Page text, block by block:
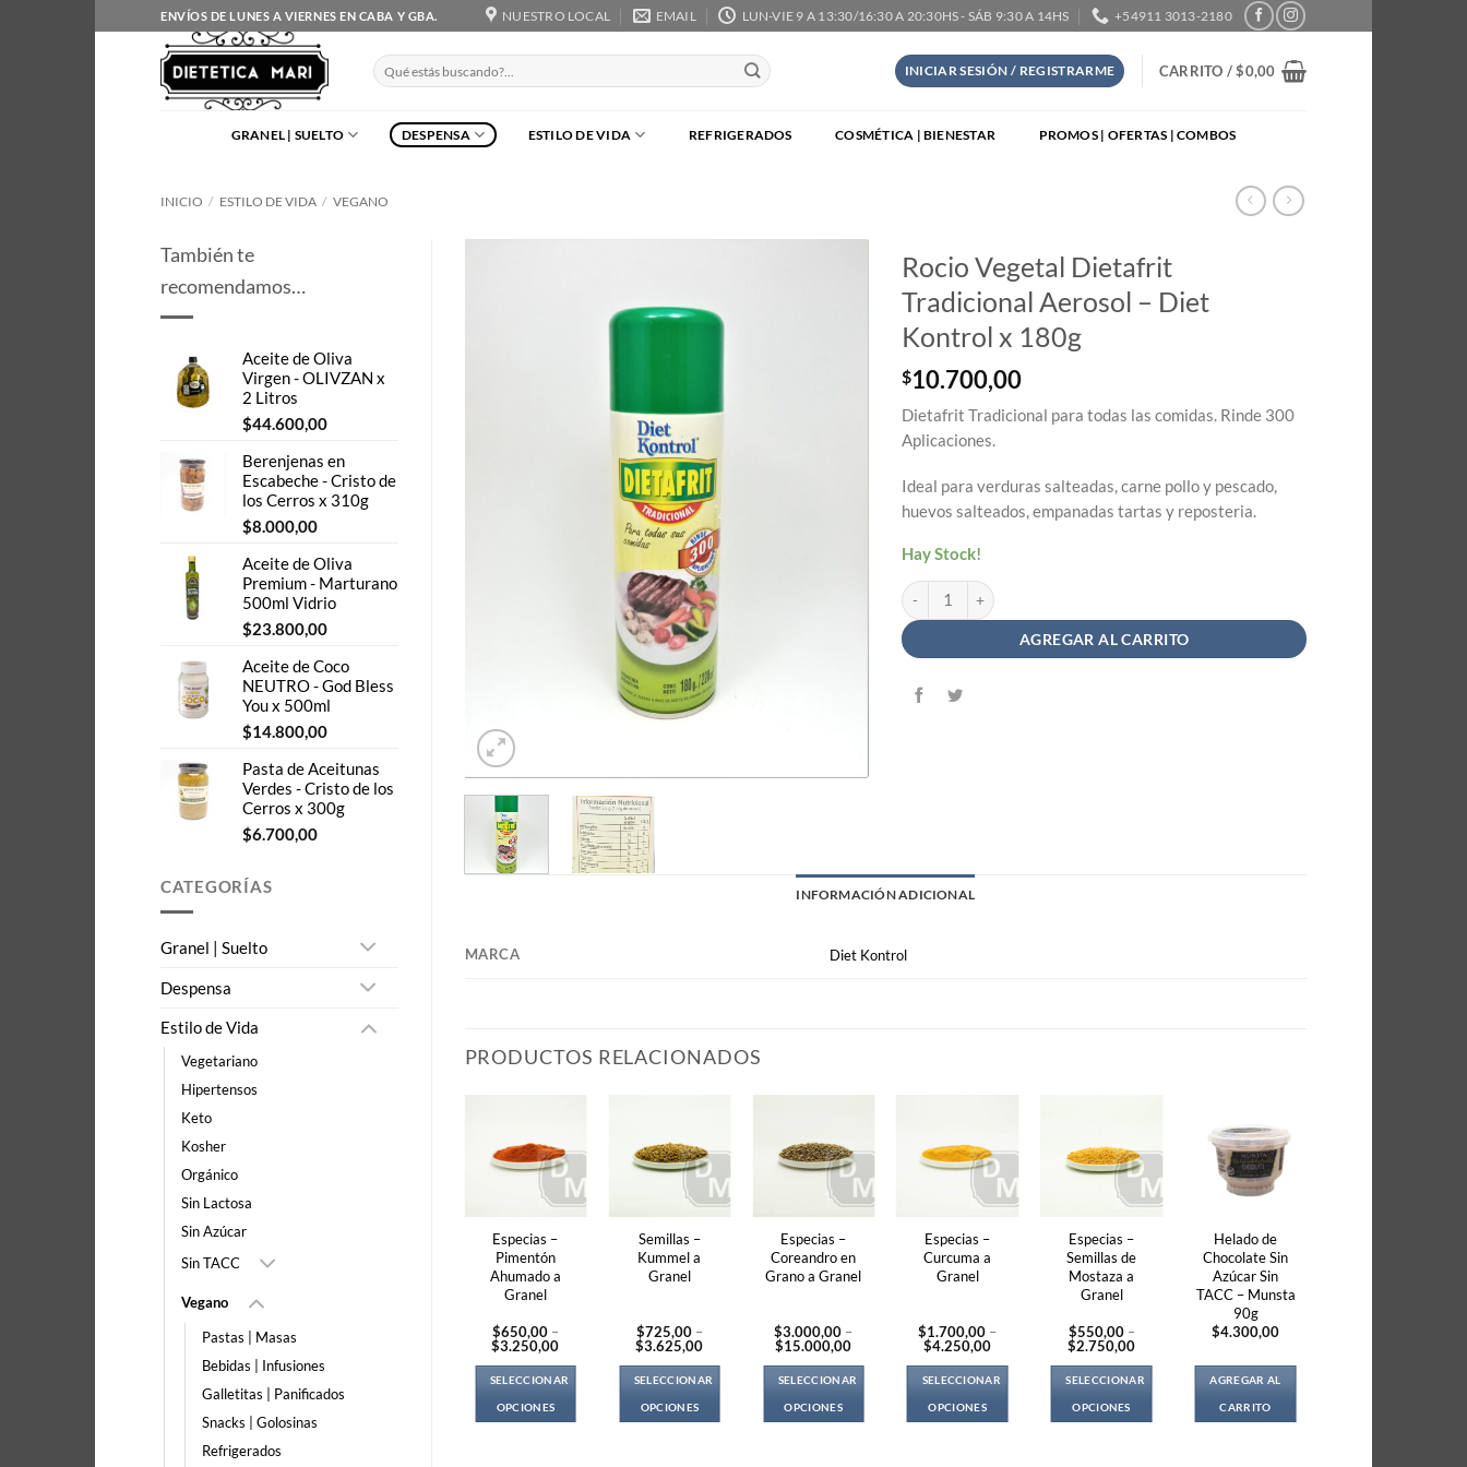
al
contenido
ENVÍOS DE LUNES A VIERNES EN CABA Y GBA. NUESTRO LOCAL EMAIL LUN-VIE 9 A 13:30/16:30 A 20:30HS - SÁB 9:30 A 14HS +54911 3013-2180
Buscar
por:
INICIAR SESIÓN / REGISTRARME CARRITO /$0,00
GRANEL | SUELTO DESPENSA ESTILO DE VIDA REFRIGERADOS COSMÉTICA | BIENESTAR PROMOS | OFERTAS | COMBOS
INICIO / ESTILO DE VIDA / VEGANO
También te
recomendamos…
Aceite de Oliva
Virgen - OLIVZAN x
2 Litros
$44.600,00
Berenjenas en
Escabeche - Cristo de
los Cerros x 310g
$8.000,00
Aceite de Oliva
Premium - Marturano
500ml Vidrio
$23.800,00
Aceite de Coco
NEUTRO - God Bless
You x 500ml
$14.800,00
Pasta de Aceitunas
Verdes - Cristo de los
Cerros x 300g
$6.700,00
CATEGORÍAS
Granel | Suelto
Despensa
Estilo de Vida
Vegetariano
Hipertensos
Keto
Kosher
Orgánico
Sin Lactosa
Sin Azúcar
Sin TACC
Vegano
Pastas | Masas
Bebidas | Infusiones
Galletitas | Panificados
Snacks | Golosinas
Refrigerados
Rocio Vegetal Dietafrit
Tradicional Aerosol – Diet
Kontrol x 180g
$10.700,00
Dietafrit Tradicional para todas las comidas. Rinde 300
Aplicaciones.
Ideal para verduras salteadas, carne pollo y pescado,
huevos salteados, empanadas tartas y reposteria.
Hay Stock!
Rocio Vegetal Dietafrit Tradicional Aerosol - Diet Kontrol x 180g cantidad
AGREGAR AL CARRITO
INFORMACIÓN ADICIONAL
MARCA Diet Kontrol
PRODUCTOS RELACIONADOS
Especias –
Pimentón
Ahumado a
Granel
$650,00 –
$3.250,00Price
$650,00
through
SELECCIONAR
OPCIONES
Semillas –
Kummel a
Granel
$725,00 –
$3.625,00Price
$725,00
through
SELECCIONAR
OPCIONES
Especias –
Coreandro en
Grano a Granel
$3.000,00 –
$15.000,00Price
$3.000,00
through
SELECCIONAR
OPCIONES
Especias –
Curcuma a
Granel
$1.700,00 –
$4.250,00Price
$1.700,00
through
SELECCIONAR
OPCIONES
Especias –
Semillas de
Mostaza a
Granel
$550,00 –
$2.750,00Price
$550,00
through
SELECCIONAR
OPCIONES
Helado de
Chocolate Sin
Azúcar Sin
TACC – Munsta
90g
$4.300,00
AGREGAR AL
CARRITO